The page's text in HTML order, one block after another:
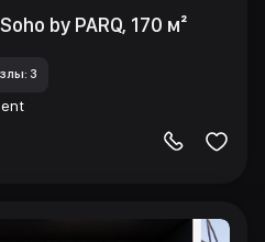
by PARQ, 170 м²
3